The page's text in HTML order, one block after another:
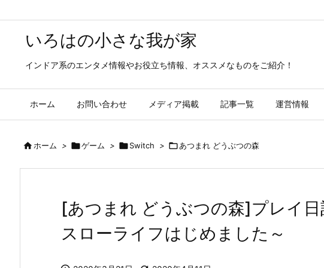
いろはの小さな我が家
インドア系のエンタメ情報やお役立ち情報、オススメなものをご紹介！
ホーム お問い合わせ メディア掲載 記事一覧 運営情報
ホーム > ゲーム > Switch > あつまれ どうぶつの森
[あつまれ どうぶつの森]プレイ日
スローライフはじめました～